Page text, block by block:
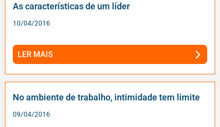
As características de um líder
10/04/2016
LER MAIS
No ambiente de trabalho, intimidade tem limite
09/04/2016